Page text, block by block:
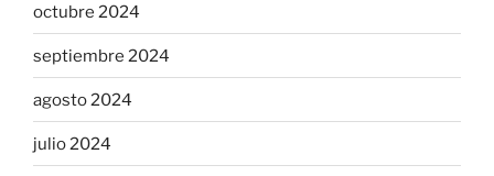
octubre 2024
septiembre 2024
agosto 2024
julio 2024